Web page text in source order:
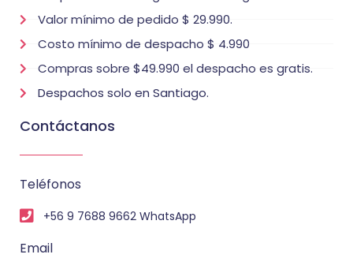
Valor mínimo de pedido $ 29.990.
Costo mínimo de despacho $ 4.990
Compras sobre $49.990 el despacho es gratis.
Despachos solo en Santiago.
Contáctanos
Teléfonos
+56 9 7688 9662 WhatsApp
Email